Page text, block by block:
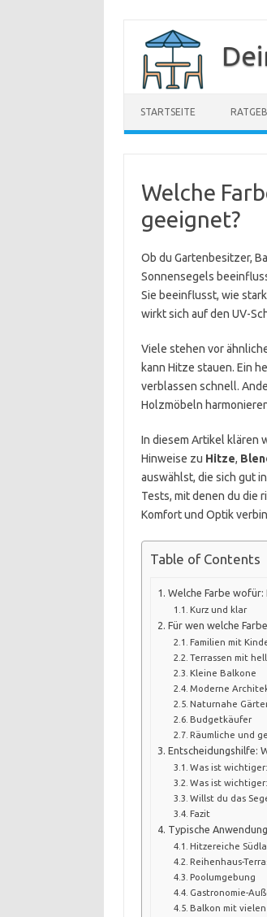
springen
STARTSEITE
Welche
geeignet?
Ob du Gartenbesitzer,
Sonnensegels
Sie beeinflusst, wie
wirkt sich auf den UV-
Viele stehen vor
kann Hitze stauen. Ein
verblassen schnell.
Holzmöbeln
In diesem Artikel klären
Hinweise zu Hitze,
auswählst, die sich gut
Tests, mit denen du die
Komfort und Optik
Table of Contents
Welche Farbe wofür:
Kurz und klar
Für wen welche
Familien mit
Terrassen mit
Kleine Balkone
Moderne
Naturnahe
Budgetkäufer
Räumliche und
Entscheidungshilfe:
Was ist
Was ist
Willst du das
Fazit
Typische
Hitzereiche
Reihenhaus-
Poolumgebung
Gastronomie-
Balkon mit